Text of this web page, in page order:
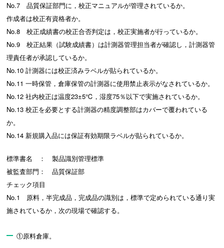
No.7 品質保証部門に，校正マニュアルが管理されているか。
作成者は校正有資格者か。
No.8 校正成績書の校正合否判定は，校正実施者が行っているか。
No.9 校正結果（試験成績書）は計測器管理担当者が確認し，計測器管
理責任者が承認しているか。
No.10 計測器には校正済みラベルが貼られているか。
No.11 一時保管，倉庫保管の計測器に使用禁止表示がなされているか。
No.12 社内校正は温度23±5℃，湿度75％以下で実施されているか。
No.13 校正を必要とする計測器の精度調整部はカバーで覆われている
か。
No.14 新規購入品には保証有効期限ラベルが貼られているか。
標準書名 ： 製品識別管理標準
被監査部門： 品質保証部
チェック項目
No.1 原料，半完成品，完成品の識別は，標準で定められている通り実
施されているか，次の現場で確認する。
①原料倉庫。